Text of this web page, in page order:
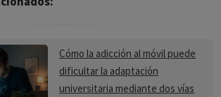
de las relaciones familiares y de
Cómo la adicción al móvil puede
dificultar la adaptación
universitaria mediante dos vías